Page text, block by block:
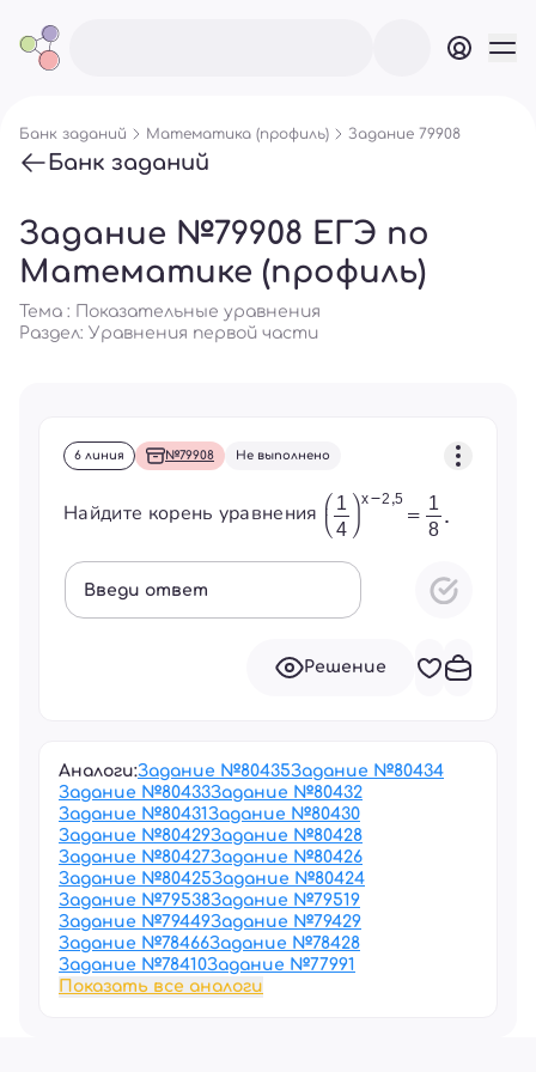
Банк заданий Математика (профиль) Задание 79908
Банк заданий
Задание №79908 ЕГЭ по
Математике (профиль)
Тема : Показательные уравнения
Раздел: Уравнения первой части
6 линия №79908 Не выполнено
Найдите корень уравнения
Введи ответ
Решение
Аналоги:Задание №80435Задание №80434
Задание №80433Задание №80432
Задание №80431Задание №80430
Задание №80429Задание №80428
Задание №80427Задание №80426
Задание №80425Задание №80424
Задание №79538Задание №79519
Задание №79449Задание №79429
Задание №78466Задание №78428
Задание №78410Задание №77991
Показать все аналоги